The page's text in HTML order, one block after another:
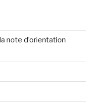
note d’orientation